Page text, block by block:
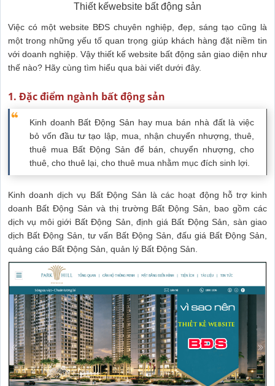
Thiết kếwebsite bất động sản
Việc có một website BĐS chuyên nghiệp, đẹp, sáng tạo cũng là
một trong những yếu tố quan trọng giúp khách hàng đặt niềm tin
với doanh nghiệp. Vậy thiết kế website bất động sản giao diện như
thế nào? Hãy cùng tìm hiểu qua bài viết dưới đây.
1. Đặc điểm ngành bất động sản
Kinh doanh Bất Động Sản hay mua bán nhà đất là việc
bỏ vốn đầu tư tạo lập, mua, nhận chuyển nhượng, thuê,
thuê mua Bất Động Sản để bán, chuyển nhượng, cho
thuê, cho thuê lại, cho thuê mua nhằm mục đích sinh lợi.
Kinh doanh dịch vụ Bất Động Sản là các hoạt động hỗ trợ kinh
doanh Bất Động Sản và thị trường Bất Động Sản, bao gồm các
dịch vụ môi giới Bất Động Sản, định giá Bất Động Sản, sàn giao
dịch Bất Động Sản, tư vấn Bất Động Sản, đấu giá Bất Động Sản,
quảng cáo Bất Động Sản, quản lý Bất Động Sản.